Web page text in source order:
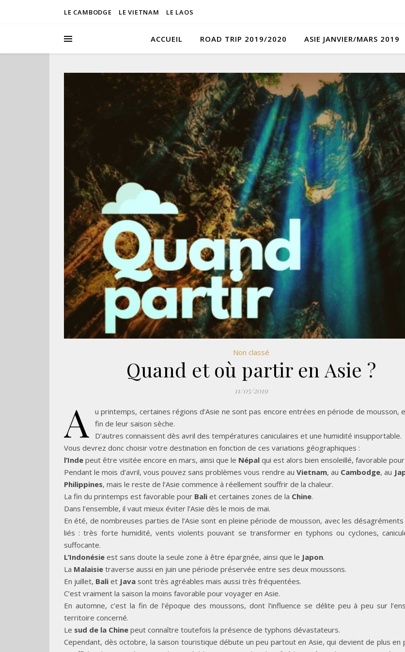
LE CAMBODGE LE VIETNAM LE LAOS
ACCUEIL ROAD TRIP 2019/2020 ASIE JANVIER/MARS 2019
Non classé
Quand et où partir en Asie ?
11/05/2019
A
u printemps, certaines régions d’Asie ne sont pas encore entrées en période de mousson,
fin de leur saison sèche.
D’autres connaissent dès avril des températures caniculaires et une humidité insupportable.
Vous devrez donc choisir votre destination en fonction de ces variations géographiques :
l’Inde peut être visitée encore en mars, ainsi que le Népal qui est alors bien ensoleillé, favorable
Pendant le mois d’avril, vous pouvez sans problèmes vous rendre au Vietnam, au Cambodge, au
Philippines, mais le reste de l’Asie commence à réellement souffrir de la chaleur.
La fin du printemps est favorable pour Bali et certaines zones de la Chine.
Dans l’ensemble, il vaut mieux éviter l’Asie dès le mois de mai.
En été, de nombreuses parties de l’Asie sont en pleine période de mousson, avec les
liés : très forte humidité, vents violents pouvant se transformer en typhons ou cyclones,
suffocante.
L’Indonésie est sans doute la seule zone à être épargnée, ainsi que le Japon.
La Malaisie traverse aussi en juin une période préservée entre ses deux moussons.
En juillet, Bali et Java sont très agréables mais aussi très fréquentées.
C’est vraiment la saison la moins favorable pour voyager en Asie.
En automne, c’est la fin de l’époque des moussons, dont l’influence se délite peu à peu sur
territoire concerné.
Le sud de la Chine peut connaître toutefois la présence de typhons dévastateurs.
Cependant, dès octobre, la saison touristique débute un peu partout en Asie, qui devient de plus en